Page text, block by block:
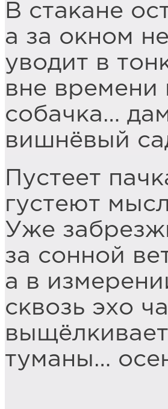
В стакане
а за окном
уводит в
вне времени
собачка…
вишнёвый
Пустеет
густеют
Уже
за сонной
а в
сквозь эхо
туманы…